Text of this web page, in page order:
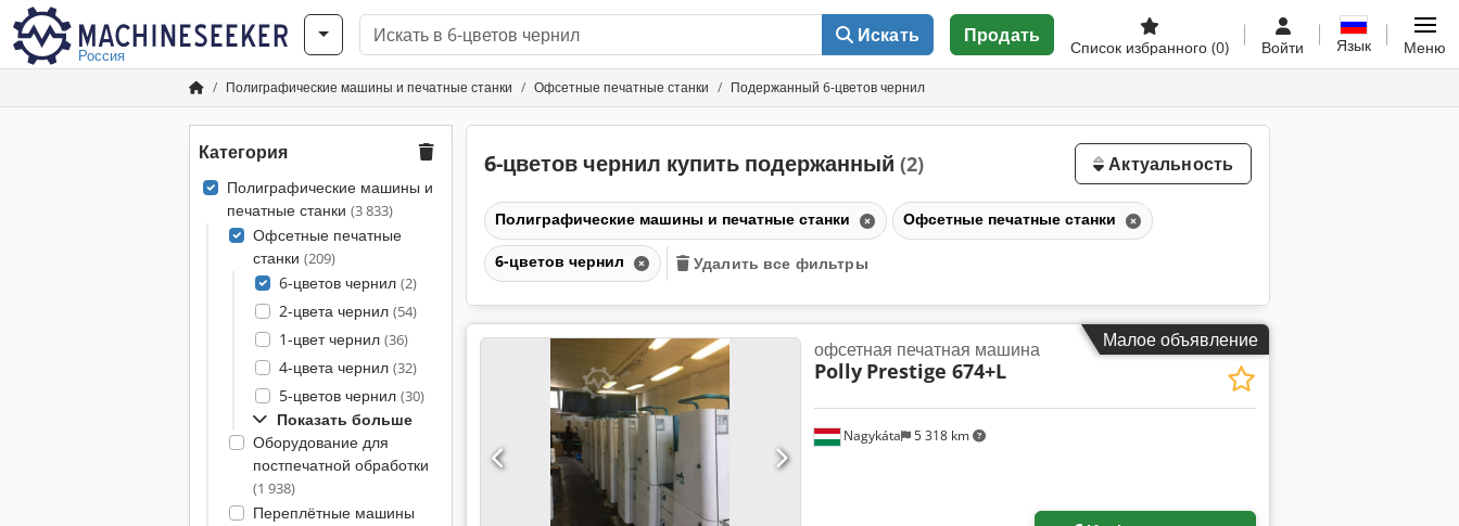
Россия
Искать Продать
Список избранного (0) Войти Язык Меню
Полиграфические машины и печатные станки Офсетные печатные станки Подержанный 6-цветов чернил
Категория
Полиграфические машины и
печатные станки (3 833)
Офсетные печатные
станки (209)
6-цветов чернил (2)
2-цвета чернил (54)
1-цвет чернил (36)
4-цвета чернил (32)
5-цветов чернил (30)
Показать больше
Оборудование для
постпечатной обработки
(1 938)
Переплётные машины
6-цветов чернил купить подержанный (2) Актуальность
Полиграфические машины и печатные станки Офсетные печатные станки
6-цветов чернил Удалить все фильтры
Малое объявление
Nagykáta 5 318 km
офсетная печатная машина
Polly Prestige 674+L